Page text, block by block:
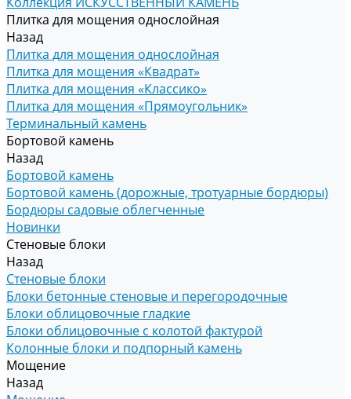
Плитка для мощения однослойная
Назад
Плитка для мощения однослойная
Плитка для мощения «Квадрат»
Плитка для мощения «Классико»
Плитка для мощения «Прямоугольник»
Терминальный камень
Бортовой камень
Назад
Бортовой камень
Бортовой камень (дорожные, тротуарные бордюры)
Бордюры садовые облегченные
Новинки
Стеновые блоки
Назад
Стеновые блоки
Блоки бетонные стеновые и перегородочные
Блоки облицовочные гладкие
Блоки облицовочные с колотой фактурой
Колонные блоки и подпорный камень
Мощение
Назад